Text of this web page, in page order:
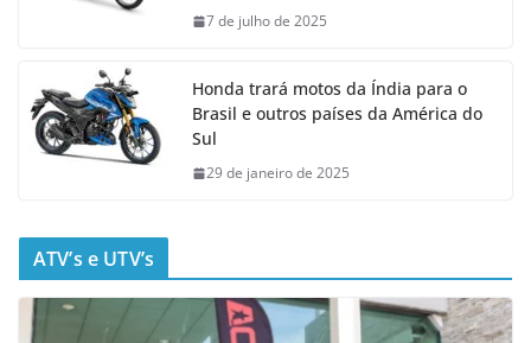
7 de julho de 2025
Honda trará motos da Índia para o
Brasil e outros países da América do
Sul
29 de janeiro de 2025
ATV’s e UTV’s